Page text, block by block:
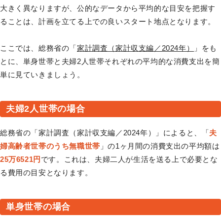
大きく異なりますが、公的なデータから平均的な目安を把握す
ることは、計画を立てる上での良いスタート地点となります。
ここでは、総務省の「家計調査（家計収支編／2024年）
」をも
とに、単身世帯と夫婦2人世帯それぞれの平均的な消費支出を簡
単に見ていきましょう。
夫婦2人世帯の場合
総務省の「家計調査（家計収支編／2024年）」によると、「夫
婦高齢者世帯のうち無職世帯 」の1ヶ月間の消費支出の平均額は
25万6521円 です。これは、夫婦二人が生活を送る上で必要とな
る費用の目安となります。
単身世帯の場合